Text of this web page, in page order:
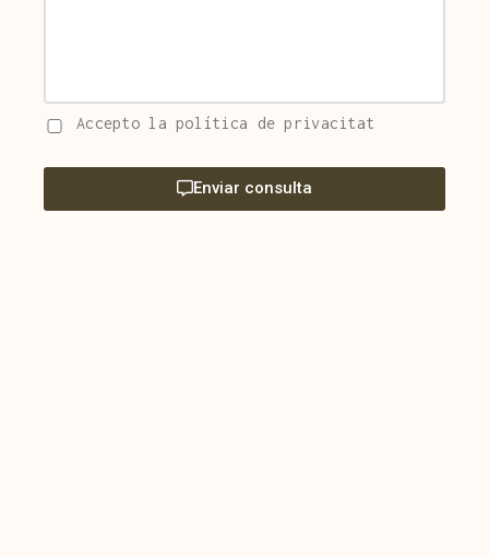
Accepto la política de privacitat
Enviar consulta